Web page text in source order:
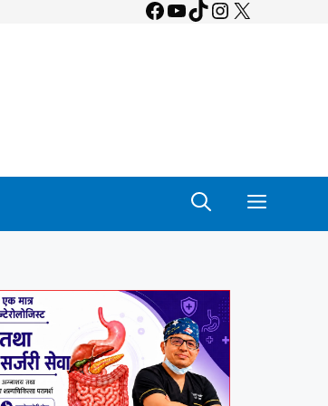
Facebook
YouTube
TikTok
Instagram
X